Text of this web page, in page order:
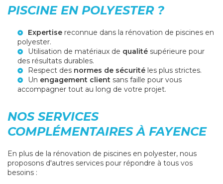
PISCINE EN POLYESTER ?
Expertise reconnue dans la rénovation de piscines en
polyester.
Utilisation de matériaux de qualité supérieure pour
des résultats durables.
Respect des normes de sécurité les plus strictes.
Un engagement client sans faille pour vous
accompagner tout au long de votre projet.
NOS SERVICES
COMPLÉMENTAIRES À FAYENCE
En plus de la rénovation de piscines en polyester, nous
proposons d'autres services pour répondre à tous vos
besoins :